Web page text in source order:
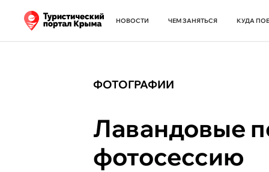
НОВОСТИ ЧЕМ ЗАНЯТЬСЯ КУДА
ФОТОГРАФИИ
Лавандовые
фотосессию